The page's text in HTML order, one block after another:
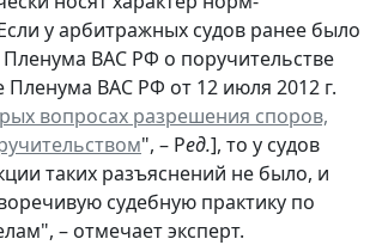
у арбитражных судов ранее было
ВАС РФ о поручительстве
Пленума ВАС РФ от 12 июля 2012 г.
вопросах разрешения споров,
", – Ред.], то у судов
таких разъяснений не было, и
судебную практику по
– отмечает эксперт.